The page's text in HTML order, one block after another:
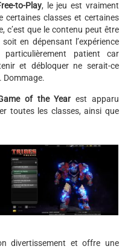
to-Play, le jeu est vraiment
certaines classes et certaines
c’est que le contenu peut être
en dépensant l’expérience
patient car
et débloquer ne serait-ce
Dommage.
of the Yearest apparu
toutes les classes, ainsi que
divertissement et offre une